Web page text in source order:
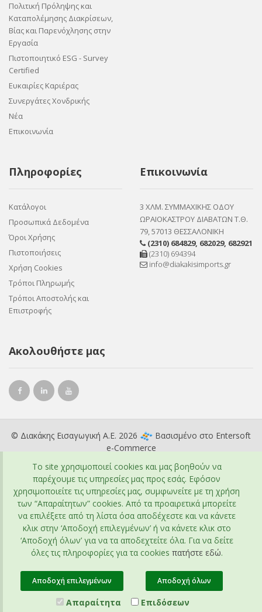
Πολιτική Πρόληψης και
Καταπολέμησης Διακρίσεων,
Βίας και Παρενόχλησης στην
Εργασία
Πιστοποιητικό ESG - Survey
Certified
Ευκαιρίες Καριέρας
Συνεργάτες Χονδρικής
Νέα
Επικοινωνία
Πληροφορίες
Κατάλογοι
Προσωπικά Δεδομένα
Όροι Χρήσης
Πιστοποιήσεις
Χρήση Cookies
Τρόποι Πληρωμής
Τρόποι Αποστολής και
Επιστροφής
Επικοινωνία
3 ΧΛΜ. ΣΥΜΜΑΧΙΚΗΣ ΟΔΟΥ
ΩΡΑΙΟΚΑΣΤΡΟΥ ΔΙΑΒΑΤΩΝ Τ.Θ.
79, 57013 ΘΕΣΣΑΛΟΝΙΚΗ
(2310) 684829, 682029, 682921
(2310) 694394
info@diakakisimports.gr
Ακολουθήστε μας
© Διακάκης Εισαγωγική Α.Ε. 2026 Βασισμένο στο Entersoft
e-Commerce
To site χρησιμοποιεί cookies και μας βοηθούν να
παρέχουμε τις υπηρεσίες μας προς εσάς. Εφόσον
χρησιμοποιείτε τις υπηρεσίες μας, συμφωνείτε με τη χρήση
των “Απαραίτητων” cookies. Από τα προαιρετικά μπορείτε
να επιλέξετε από τη λίστα όσα αποδέχεστε και να κάνετε
κλικ στην ‘Αποδοχή επιλεγμένων’ ή να κάνετε κλικ στο
‘Αποδοχή όλων’ για να τα αποδεχτείτε όλα. Για να δείτε
όλες τις πληροφορίες για τα cookies πατήστε εδώ.
Αποδοχή επιλεγμένων Αποδοχή όλων
Απαραίτητα Επιδόσεων